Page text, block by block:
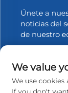
Únete a
noticias del
de nuestro
We value
We use